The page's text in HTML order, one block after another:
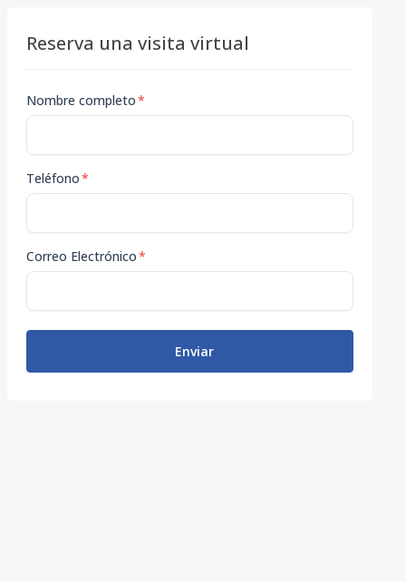
Reserva una visita virtual
Nombre completo*
Teléfono*
Correo Electrónico*
Enviar